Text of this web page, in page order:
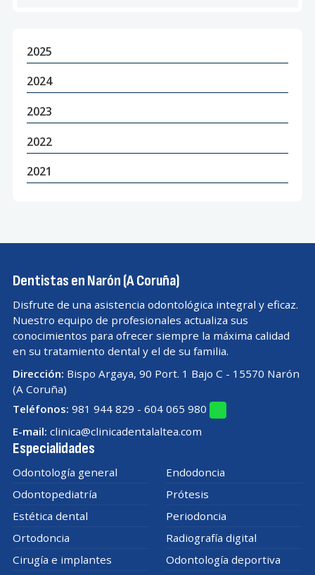
2025
2024
2023
2022
2021
Dentistas en Narón (A Coruña)
Disfrute de una asistencia odontológica integral y eficaz.
Nuestro equipo de profesionales actualiza sus
conocimientos para ofrecer siempre la máxima calidad
en su tratamiento dental y el de su familia.
Dirección: Bispo Argaya, 90 Port. 1 Bajo C - 15570 Narón
(A Coruña)
Teléfonos: 981 944 829 - 604 065 980
E-mail: clinica@clinicadentalaltea.com
Especialidades
Odontología general
Endodoncia
Odontopediatría
Prótesis
Estética dental
Periodoncia
Ortodoncia
Radiografía digital
Cirugía e implantes
Odontología deportiva